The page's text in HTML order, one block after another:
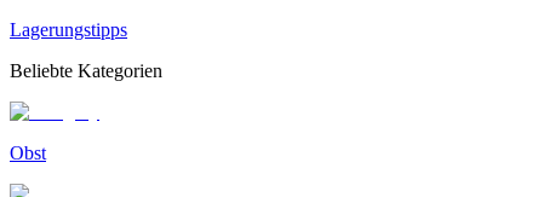
Lagerungstipps
Beliebte Kategorien
Obst